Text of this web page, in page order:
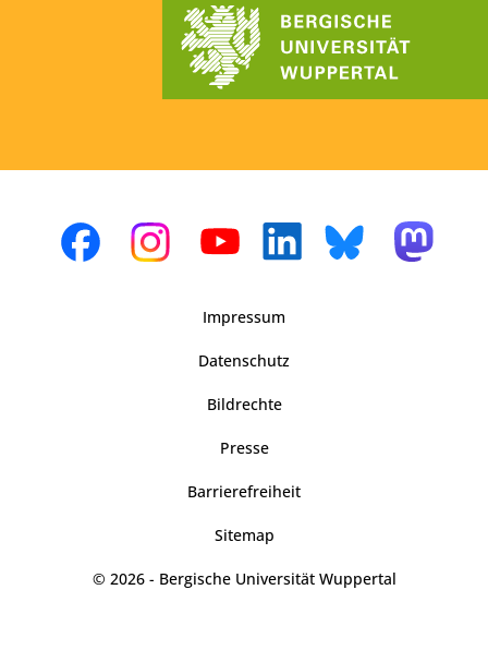
Impressum
Datenschutz
Bildrechte
Presse
Barrierefreiheit
Sitemap
© 2026 - Bergische Universität Wuppertal